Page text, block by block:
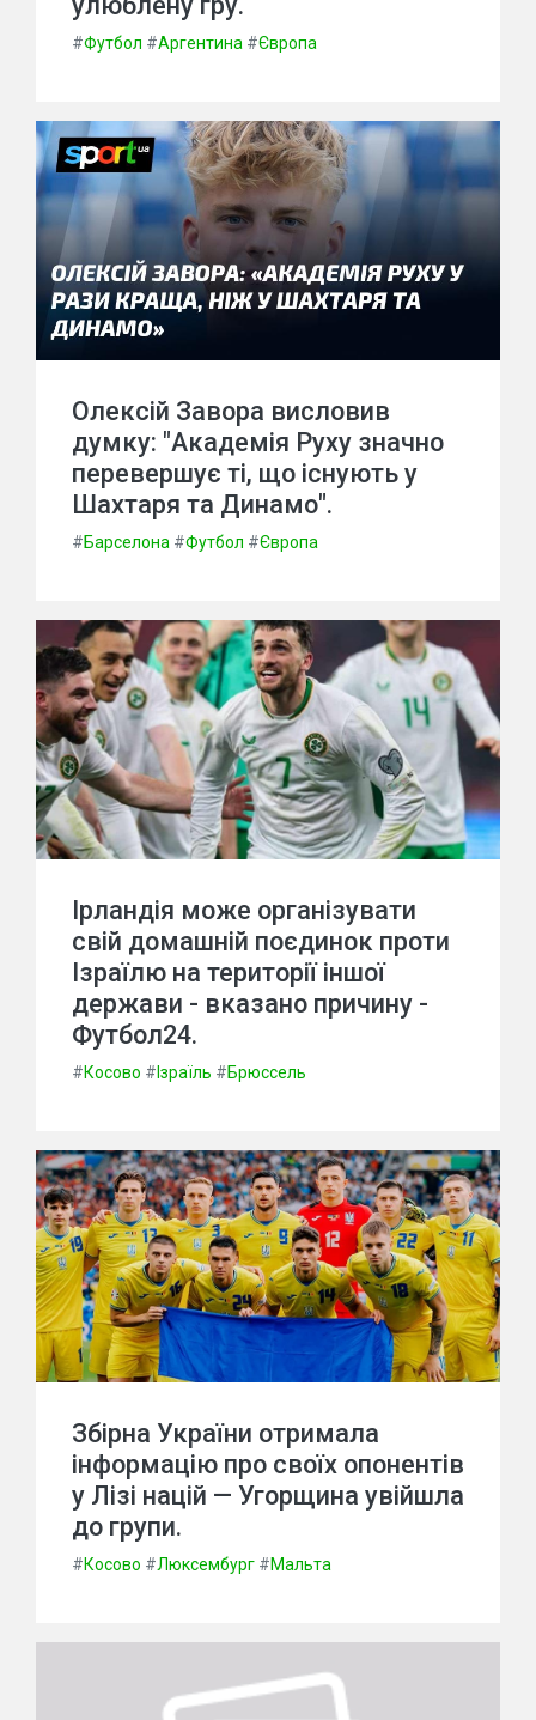
#Футбол #Аргентина #Європа
Олексій Завора висловив
думку: "Академія Руху значно
перевершує ті, що існують у
Шахтаря та Динамо".
#Барселона #Футбол #Європа
Ірландія може організувати
свій домашній поєдинок проти
Ізраїлю на території іншої
держави - вказано причину -
Футбол24.
#Косово # Ізраїль #Брюссель
Збірна України отримала
інформацію про своїх опонентів
у Лізі націй — Угорщина увійшла
до групи.
#Косово #Люксембург #Мальта